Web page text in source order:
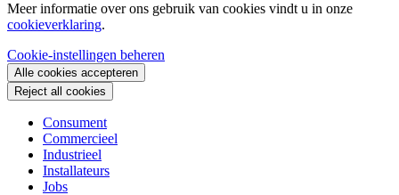
Meer informatie over ons gebruik van cookies vindt u in onze
cookieverklaring.
Cookie-instellingen beheren
Alle cookies accepteren
Reject all cookies
Consument
Commercieel
Industrieel
Installateurs
Jobs